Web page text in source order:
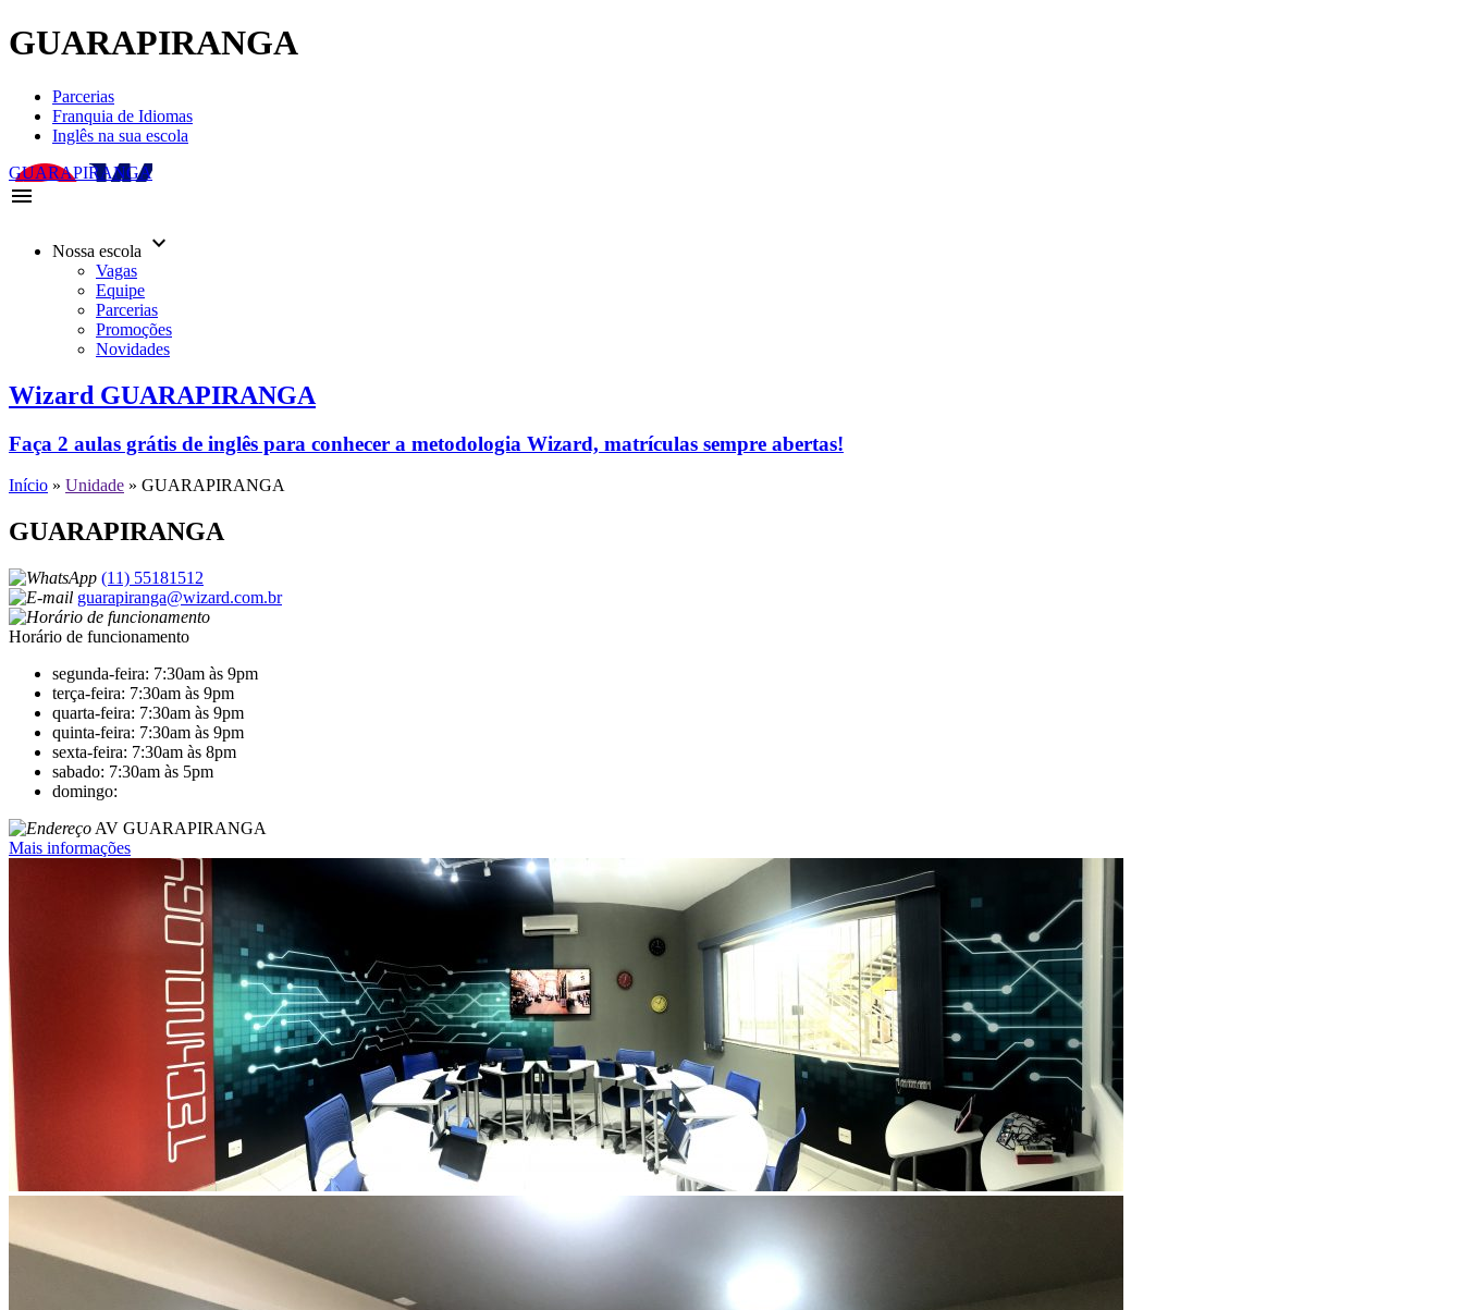
GUARAPIRANGA
Parcerias
Franquia de Idiomas
Inglês na sua escola
GUARAPIRANGA
menu
Nossa escola keyboard_arrow_down
Vagas
Equipe
Parcerias
Promoções
Novidades
Wizard GUARAPIRANGA
Faça 2 aulas grátis de inglês para conhecer a metodologia Wizard, matrículas sempre abertas!
Início » Unidade » GUARAPIRANGA
GUARAPIRANGA
(11) 55181512
guarapiranga@wizard.com.br
Horário de funcionamento
segunda-feira: 7:30am às 9pm
terça-feira: 7:30am às 9pm
quarta-feira: 7:30am às 9pm
quinta-feira: 7:30am às 9pm
sexta-feira: 7:30am às 8pm
sabado: 7:30am às 5pm
domingo:
AV GUARAPIRANGA
Mais informações